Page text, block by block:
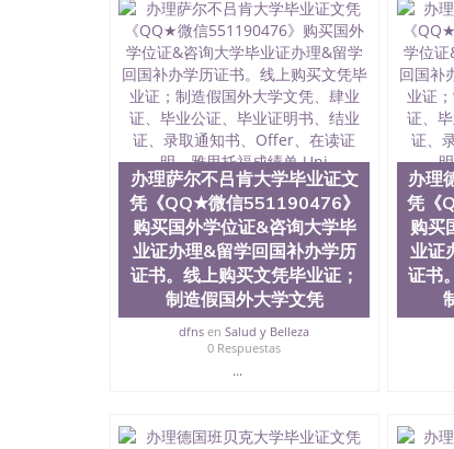
立大学学位证（San Jose State
立大学学历证书（San Jose State
塞州立大学学历证书（San Jose State
读CQU中央昆士兰大学学历 绩单购买学位
学历offieUniversityofSouthernQueensland
央昆士兰大学学历成绩单购买学位证书/澳
理波鸿鲁尔大学RUB《QQ★微信
书。线上购买文凭毕业证；制造假国外大
书、Offer、在读证明、雅思托福成绩单
办理萨尔不吕肯大学毕业证文
凭《QQ★微信551190476》
购买国外学位证&咨询大学毕
业证办理&留学回国补办学历
证书。线上购买文凭毕业证；
制造假国外大学文凭
dfns enSalud y Belleza
0 Respuestas
...
办理
凭《
购买
业证
证书